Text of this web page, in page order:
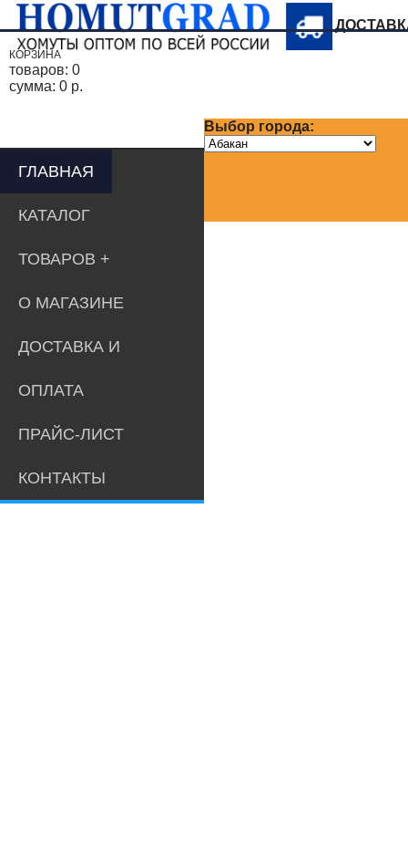
Выбор города:
КОРЗИНА
товаров: 0
сумма: 0 р.
ГЛАВНАЯ
КАТАЛОГ
ТОВАРОВ
О МАГАЗИНЕ
ДОСТАВКА И
ОПЛАТА
ПРАЙС-ЛИСТ
КОНТАКТЫ